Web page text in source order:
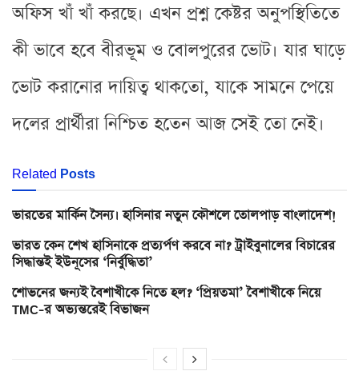
অফিস খাঁ খাঁ করছে। এখন প্রশ্ন কেষ্টর অনুপস্থিতিতে
কী ভাবে হবে বীরভূম ও বোলপুরের ভোট। যার ঘাড়ে
ভোট করানোর দায়িত্ব থাকতো, যাকে সামনে পেয়ে
দলের প্রার্থীরা নিশ্চিত হতেন আজ সেই তো নেই।
Related Posts
ভারতের মার্কিন সৈন্য। হাসিনার নতুন কৌশলে তোলপাড় বাংলাদেশ!
ভারত কেন শেখ হাসিনাকে প্রত্যর্পণ করবে না? ট্রাইবুনালের বিচারের
সিদ্ধান্তই ইউনূসের ‘নির্বুদ্ধিতা’
শোভনের জন্যই বৈশাখীকে নিতে হল? ‘প্রিয়তমা’ বৈশাখীকে নিয়ে
TMC-র অভ্যন্তরেই বিভাজন